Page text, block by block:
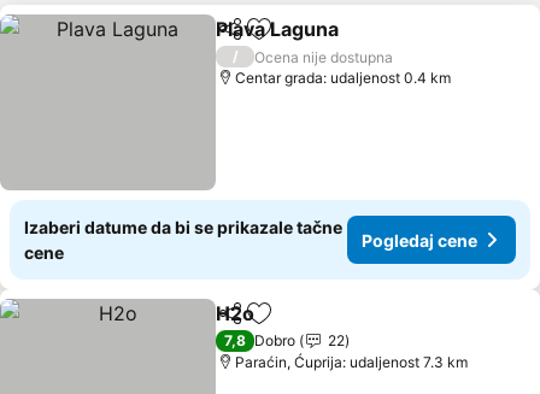
Deli Dodati u favorite
Plava Laguna
/
Ocena nije dostupna
Centar grada: udaljenost 0.4 km
Izaberi datume da bi se prikazale tačne
cene
Pogledaj cene
Deli Dodati u favorite
H2o
7,8 Dobro
22
Paraćin, Ćuprija: udaljenost 7.3 km